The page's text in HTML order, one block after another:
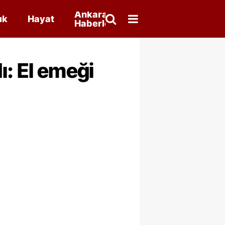
Hayat
Ankara
Haberleri
El emeği